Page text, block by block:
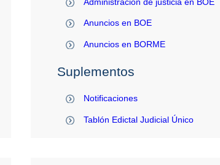
Anuncios en BOE
Anuncios en BORME
Suplementos
Notificaciones
Tablón Edictal Judicial Único